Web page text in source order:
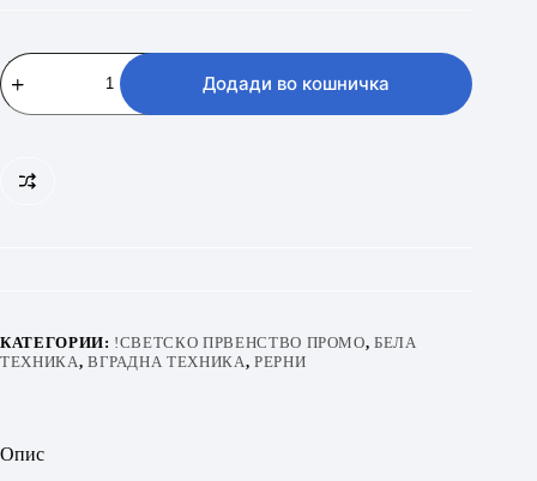
BEKO
BBIE
11300
Додади во кошничка
КАТЕГОРИИ: !СВЕТСКО ПРВЕНСТВО ПРОМО,БЕЛА
ТЕХНИКА, ВГРАДНА ТЕХНИКА, РЕРНИ
Опис